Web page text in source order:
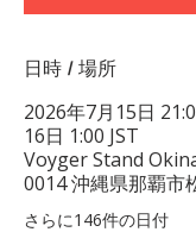
日時 / 場所
2026年7月15日
16日 1:00 JST
Voyger Stand
0014 沖縄県那覇市
さらに146件の日付